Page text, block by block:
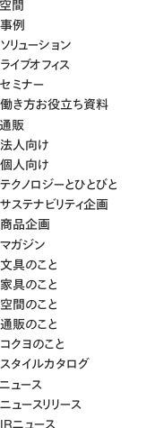
空間
事例
ソリューション
ライブオフィス
セミナー
働き方お役立ち資料
通販
法人向け
個人向け
テクノロジーとひとびと
サステナビリティ企画
商品企画
マガジン
文具のこと
家具のこと
空間のこと
通販のこと
コクヨのこと
スタイルカタログ
ニュース
ニュースリリース
IRニュース